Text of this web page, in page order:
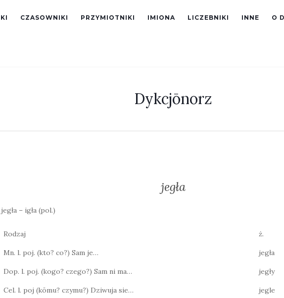
CZASOWNIKI PRZYMIOTNIKI IMIONA LICZEBNIKI INNE O
Dykcjōnorz
jegła
jegła – igła (pol.)
Rodzaj ż.
Mn. l. poj. (kto? co?) Sam je… jegła
Dop. l. poj. (kogo? czego?) Sam ni ma… jegły
Cel. l. poj (kōmu? czymu?) Dziwuja sie… jegle